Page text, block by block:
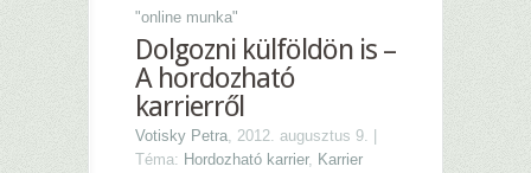
"online munka"
Dolgozni külföldön is –
A hordozható
karrierről
Votisky Petra, 2012. augusztus 9. |
Téma: Hordozható karrier, Karrier